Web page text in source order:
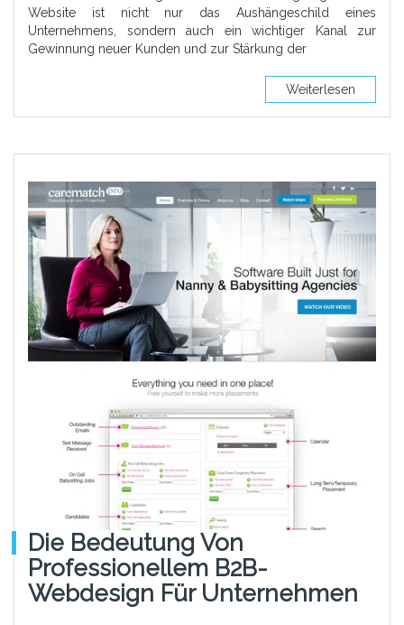
Website ist nicht nur das Aushängeschild eines
Unternehmens, sondern auch ein wichtiger Kanal zur
Gewinnung neuer Kunden und zur Stärkung der
Weiterlesen
Die Bedeutung Von
Professionellem B2B-
Webdesign Für Unternehmen